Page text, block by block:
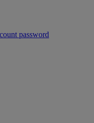
password